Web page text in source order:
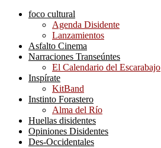
foco cultural
Agenda Disidente
Lanzamientos
Asfalto Cinema
Narraciones Transeúntes
El Calendario del Escarabajo
Inspírate
KitBand
Instinto Forastero
Alma del Río
Huellas disidentes
Opiniones Disidentes
Des-Occidentales